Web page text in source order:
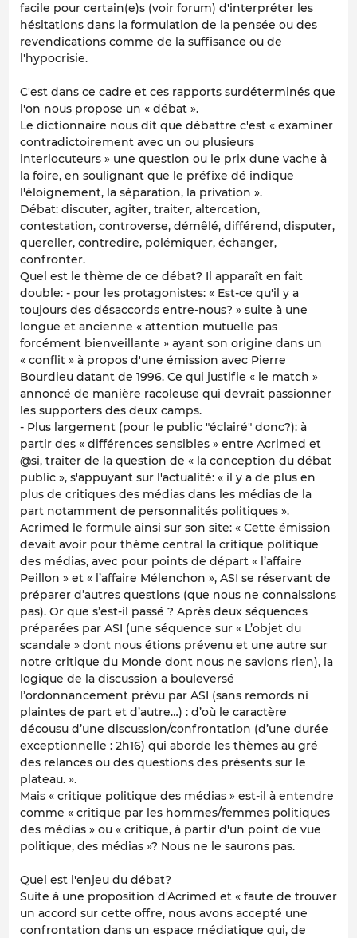
facile pour certain(e)s (voir forum) d'interpréter les
hésitations dans la formulation de la pensée ou des
revendications comme de la suffisance ou de
l'hypocrisie.
C'est dans ce cadre et ces rapports surdéterminés que
l'on nous propose un « débat ».
Le dictionnaire nous dit que débattre c'est « examiner
contradictoirement avec un ou plusieurs
interlocuteurs » une question ou le prix dune vache à
la foire, en soulignant que le préfixe dé indique
l'éloignement, la séparation, la privation ».
Débat: discuter, agiter, traiter, altercation,
contestation, controverse, démêlé, différend, disputer,
quereller, contredire, polémiquer, échanger,
confronter.
Quel est le thème de ce débat? Il apparaît en fait
double: - pour les protagonistes: « Est-ce qu'il y a
toujours des désaccords entre-nous? » suite à une
longue et ancienne « attention mutuelle pas
forcément bienveillante » ayant son origine dans un
« conflit » à propos d'une émission avec Pierre
Bourdieu datant de 1996. Ce qui justifie « le match »
annoncé de manière racoleuse qui devrait passionner
les supporters des deux camps.
- Plus largement (pour le public "éclairé" donc?): à
partir des « différences sensibles » entre Acrimed et
@si, traiter de la question de « la conception du débat
public », s'appuyant sur l'actualité: « il y a de plus en
plus de critiques des médias dans les médias de la
part notamment de personnalités politiques ».
Acrimed le formule ainsi sur son site: « Cette émission
devait avoir pour thème central la critique politique
des médias, avec pour points de départ « l’affaire
Peillon » et « l’affaire Mélenchon », ASI se réservant de
préparer d’autres questions (que nous ne connaissions
pas). Or que s’est-il passé ? Après deux séquences
préparées par ASI (une séquence sur « L’objet du
scandale » dont nous étions prévenu et une autre sur
notre critique du Monde dont nous ne savions rien), la
logique de la discussion a bouleversé
l’ordonnancement prévu par ASI (sans remords ni
plaintes de part et d’autre…) : d’où le caractère
décousu d’une discussion/confrontation (d’une durée
exceptionnelle : 2h16) qui aborde les thèmes au gré
des relances ou des questions des présents sur le
plateau. ».
Mais « critique politique des médias » est-il à entendre
comme « critique par les hommes/femmes politiques
des médias » ou « critique, à partir d'un point de vue
politique, des médias »? Nous ne le saurons pas.
Quel est l'enjeu du débat?
Suite à une proposition d'Acrimed et « faute de trouver
un accord sur cette offre, nous avons accepté une
confrontation dans un espace médiatique qui, de